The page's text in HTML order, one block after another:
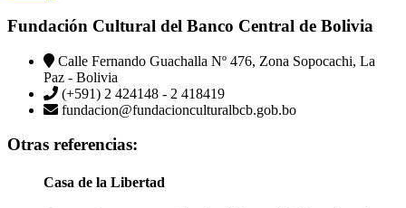
Fundación Cultural del Banco Central de Bolivia
Calle Fernando Guachalla Nº 476, Zona Sopocachi, La
Paz - Bolivia
(+591) 2 424148 - 2 418419
fundacion@fundacionculturalbcb.gob.bo
Otras referencias:
Casa de la Libertad